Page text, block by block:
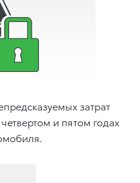
затрат
и пятом годах